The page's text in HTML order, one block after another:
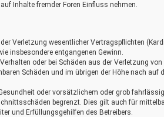
Inhalte fremder Foren Einfluss nehmen.
Verletzung wesentlicher Vertragspflichten
insbesondere entgangenen Gewinn.
oder bei Schäden aus der Verletzung
Schäden und im übrigen der Höhe nach
oder vorsätzlichem oder grob
begrenzt. Dies gilt auch für
und Erfüllungsgehilfen des Betreibers.